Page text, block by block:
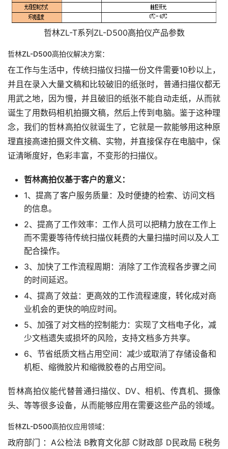
哲林ZL-T系列ZL-D500高拍仪产品参数
哲林ZL-D500高拍仪解决方案：
在工作与生活中，传统扫描仪扫描一份文件需要10秒以上，
并且在录入大量文稿和比较破旧的纸张时，普通扫描仪都无
用武之地，因为慢，并且破旧的纸张不能自动走纸，从而就
诞生了用数码相机拍摄文稿，然后上传到电脑。鉴于这种理
念，我们的哲林高拍仪就诞生了，它就是一款能够用这种原
理直接高速拍摄文件文稿、实物，并直接保存在电脑中，保
证清晰度好，色彩丰富，不变形的扫描仪。
哲林高拍仪基于客户的意义：
1、提高了客户服务质量：及时便捷的检索、访问文档
的信息。
2、提高了工作效率：工作人员可以把精力放在工作上
而不需要等待传统扫描仪耗费的大量扫描时间以及人工
配合操作。
3、加快了工作流程周期：消除了工作流程各步骤之间
的时间延迟。
4、提高了效益：更高效的工作流程速度，转化成对商
业机会的更快的响应时间。
5、加强了对文档的控制能力：实现了文档电子化，减
少文档遗失或损坏的风险，支持文档多方共享。
6、节省纸质文档占用空间：减少或取消了存储设备和
机柜、缩微胶片和缩微胶卷的占用空间。
哲林高拍仪能代替普通扫描仪、DV、相机、传真机、摄像
头、等等很多设备，从而能够应用在需要这些产品的领域。
哲林ZL-D500高拍仪应用领域：
政府部门 ：A公检法 B教育文化部 C财政部 D民政局 E税务